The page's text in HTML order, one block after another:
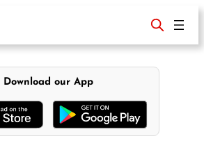
Download our App